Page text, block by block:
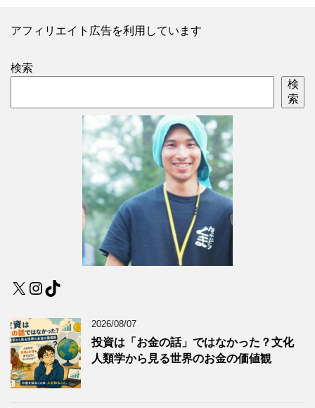
アフィリエイト広告を利用しています
検索
検
索
X Instagram
TikTok
2026/08/07
投資は「お金の話」ではなかった？文化
人類学から見る世界のお金の価値観